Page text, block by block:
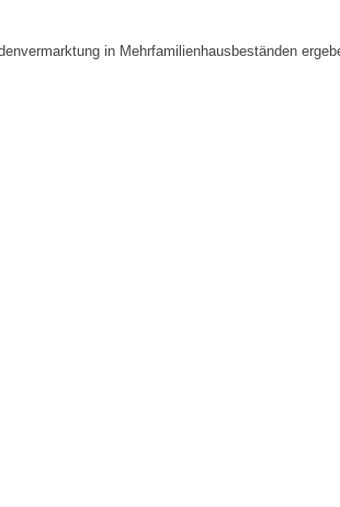
in Mehrfamilienhausbeständen